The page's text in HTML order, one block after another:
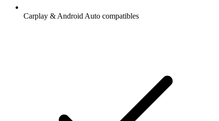
Carplay & Android Auto compatibles